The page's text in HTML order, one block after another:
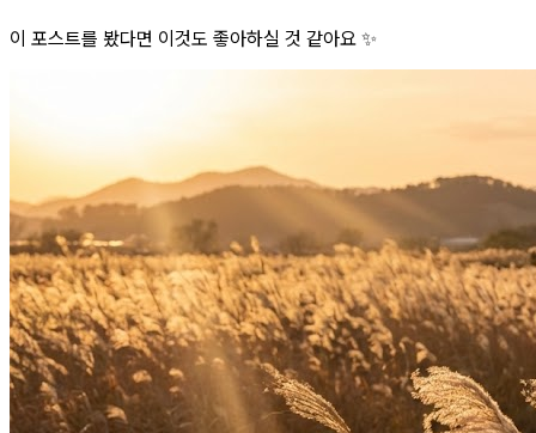
이 포스트를 봤다면 이것도 좋아하실 것 같아요 ✨